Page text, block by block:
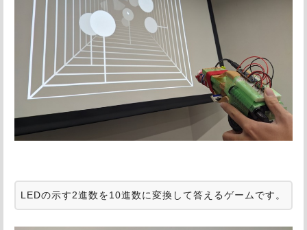
LEDの示す2進数を10進数に変換して答えるゲームです。